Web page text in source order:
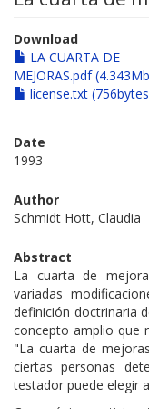
Download
LA CUARTA DE
MEJORAS.pdf
license.txt
Date
1993
Author
Schmidt Hott, Claudia
Abstract
La cuarta de
variadas
definición doctrinaria
concepto amplio que
"La cuarta de
ciertas personas
testador puede elegir